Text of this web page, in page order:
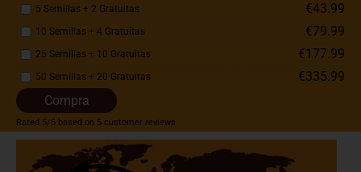
5 Semillas + 2 Gratuitas €43.99
10 Semillas + 4 Gratuitas €79.99
25 Semillas + 10 Gratuitas €177.99
50 Semillas + 20 Gratuitas
€335.99
Compra
Rated 5/5 based on 5 customer reviews